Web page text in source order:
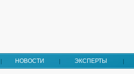
НОВОСТИ ЭКСПЕРТЫ